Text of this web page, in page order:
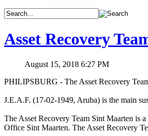
Asset Recovery
August 15, 2018 6:27 PM
PHILIPSBURG - The Asset Recovery
J.E.A.F. (17-02-1949, Aruba) is the main
The Asset Recovery Team Sint Maarten is
Office Sint Maarten. The Asset Recovery